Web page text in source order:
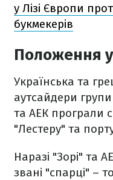
у Лізі Європи
букмекерів
Положення у
Українська та
аутсайдери
та АЕК програли
"Лестеру" та
Наразі "Зорі" та
звані "спарці" –